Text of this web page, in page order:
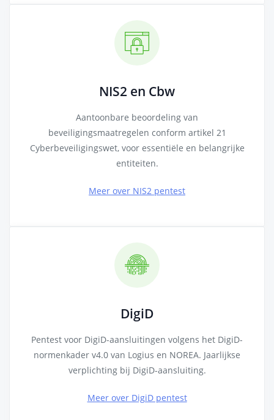
NIS2 en Cbw
Aantoonbare beoordeling van
beveiligingsmaatregelen conform artikel 21
Cyberbeveiligingswet, voor essentiële en belangrijke
entiteiten.
Meer over NIS2 pentest
DigiD
Pentest voor DigiD-aansluitingen volgens het DigiD-
normenkader v4.0 van Logius en NOREA. Jaarlijkse
verplichting bij DigiD-aansluiting.
Meer over DigiD pentest